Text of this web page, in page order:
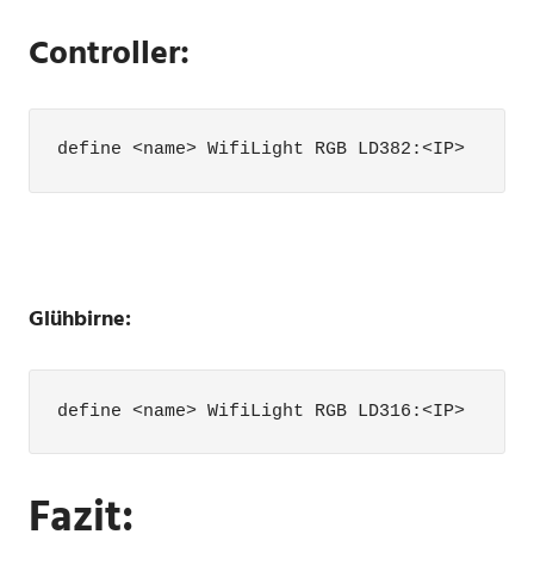
Controller:
define <name> WifiLight RGB LD382:<IP>
Glühbirne:
define <name> WifiLight RGB LD316:<IP>
Fazit: